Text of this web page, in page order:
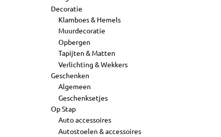
Decoratie
Klamboes & Hemels
Muurdecoratie
Opbergen
Tapijten & Matten
Verlichting & Wekkers
Geschenken
Algemeen
Geschenksetjes
Op Stap
Auto accessoires
Autostoelen & accessoires